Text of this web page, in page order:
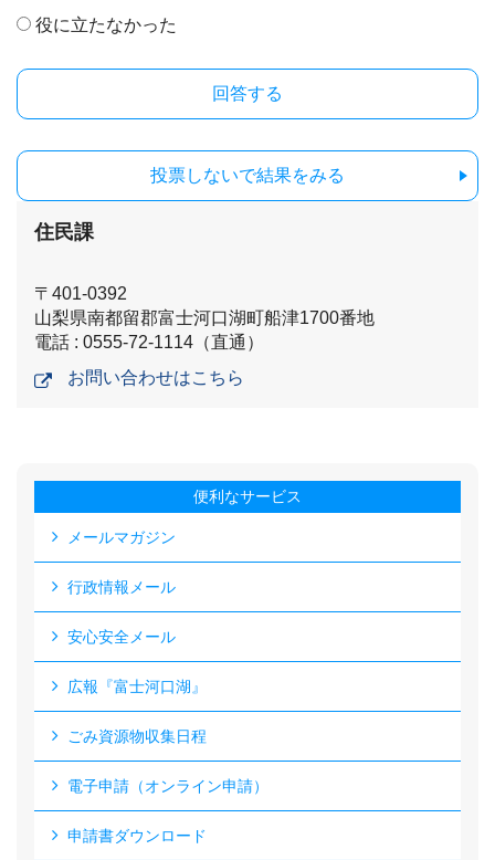
役に立たなかった
投票しないで結果をみる
住民課
〒401-0392
山梨県南都留郡富士河口湖町船津1700番地
電話 : 0555-72-1114（直通）
お問い合わせはこちら
便利なサービス
メールマガジン
行政情報メール
安心安全メール
広報『富士河口湖』
ごみ資源物収集日程
電子申請（オンライン申請）
申請書ダウンロード